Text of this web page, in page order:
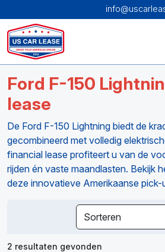
Ford F-150
lease
De Ford F-150 Lightning biedt de
gecombineerd met volledig
financial lease profiteert u van de
rijden én vaste maandlasten. Bekijk
deze innovatieve Amerikaanse pick-
Sorteren
2 resultaten gevonden